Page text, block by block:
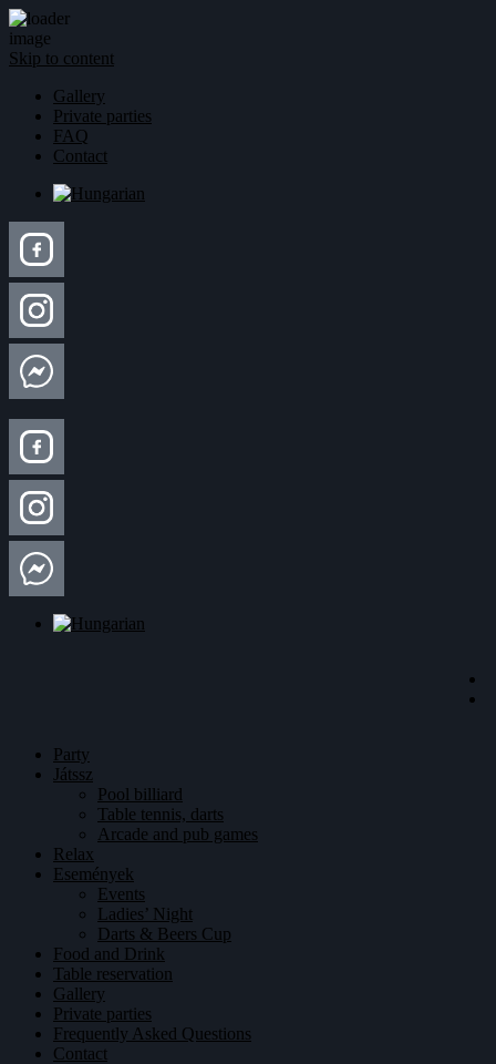
Skip to content
Gallery
Private parties
FAQ
Contact
Party
Játssz
Pool billiard
Table tennis, darts
Arcade and pub games
Relax
Események
Events
Ladies’ Night
Darts & Beers Cup
Food and Drink
Table reservation
Gallery
Private parties
Frequently Asked Questions
Contact